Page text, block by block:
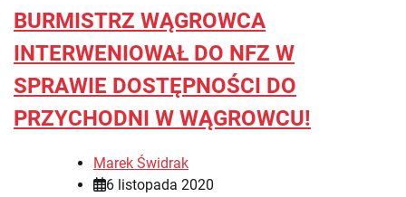
BURMISTRZ WĄGROWCA
INTERWENIOWAŁ DO NFZ W
SPRAWIE DOSTĘPNOŚCI DO
PRZYCHODNI W WĄGROWCU!
Marek Świdrak
6 listopada 2020